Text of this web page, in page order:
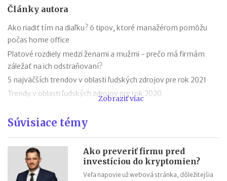
Články autora
Ako riadiť tím na diaľku? 6 tipov, ktoré manažérom pomôžu
počas home office
Platové rozdiely medzi ženami a mužmi - prečo má firmám
záležať na ich odstraňovaní?
5 najväčších trendov v oblasti ľudských zdrojov pre rok 2021
Trendy v oblasti ľudských zdrojov pre rok 2020
Ako prepustiť zamestnanca a na čo nezabudnúť
Čo je kurzarbeit a akú podobu bude mať na Slovensku
Príležitosti na podnikanie počas korona krízy - ktoré odvetvia
rastú?
Zobraziť viac
Súvisiace témy
Ako preveriť firmu pred
investíciou do kryptomien?
Veľa napovie už webová stránka, dôležitejšia